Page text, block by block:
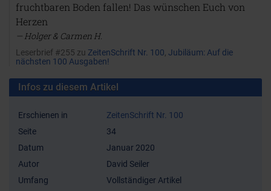
fruchtbaren Boden fallen! Das wünschen Euch von
Herzen
Holger & Carmen H.
Leserbrief #255 zu ZeitenSchrift Nr. 100, Jubiläum: Auf die
nächsten 100 Ausgaben!
Infos zu diesem Artikel
Erschienen in
ZeitenSchrift Nr. 100
Seite
34
Datum
Januar 2020
Autor
David Seiler
Umfang
Vollständiger Artikel